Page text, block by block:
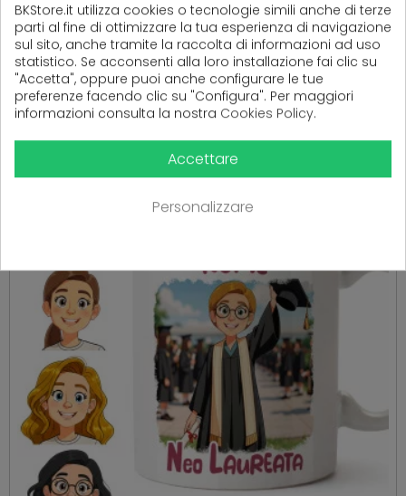
PRODOTTI CORRELATI
( 16 altri prodotti nella stessa categoria )
BKStore.it utilizza cookies o tecnologie simili anche di terze
parti al fine di ottimizzare la tua esperienza di navigazione
sul sito, anche tramite la raccolta di informazioni ad uso
statistico. Se acconsenti alla loro installazione fai clic su
"Accetta", oppure puoi anche configurare le tue
preferenze facendo clic su "Configura". Per maggiori
informazioni consulta la nostra Cookies Policy.
Accettare
Personalizzare